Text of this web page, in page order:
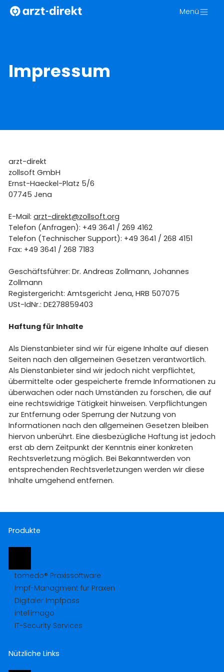
Zum
Inhalt
Menü
Impressum
arzt-direkt
zollsoft GmbH
Ernst-Haeckel-Platz 5/6
07745 Jena
E-Mail: arzt-direkt@zollsoft.org
Telefon (Anfragen): +49 3641 / 269 4162
Telefon (Technischer Support): +49 3641 / 268 4151
Fax: +49 3641 / 268 7183
Geschäftsführer: Dr. Andreas Zollmann, Johannes
Zollmann
Registergericht: Amtsgericht Jena, HRB 507075
USt-IdNr.: DE278859403
Haftung für Inhalte
Als Dienstanbieter sind wir für eigene Inhalte auf diesen
Seiten nach den allgemeinen Gesetzen verantwortlich.
Als Dienstanbieter sind wir jedoch nicht verpflichtet,
übermittelte oder gespeicherte fremde Informationen zu
überwachen oder nach Umständen zu forschen, die auf
eine rechtswidrige Tätigkeit hinweisen. Verpflichtungen
zur Entfernung oder Sperrung der Nutzung von
Informationen nach den allgemeinen Gesetzen bleiben
hiervon unberührt. Eine diesbezügliche Haftung ist jedoch
erst ab dem Zeitpunkt der Kenntnis einer konkreten
Rechtsverletzung möglich. Bei Bekanntwerden von
entsprechenden Rechtsverletzungen werden wir diese
Inhalte umgehend entfernen.
Nützliche Links
Produkte
tomedo® Praxissoftware
Impf-Managment für Praxen
Digitaler Impfpass
intellimago
IT-Security Services